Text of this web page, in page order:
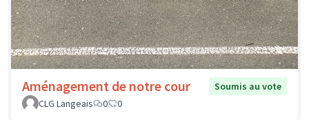
Aménagement de notre cour
Soumis au vote
CLG Langeais
0 0